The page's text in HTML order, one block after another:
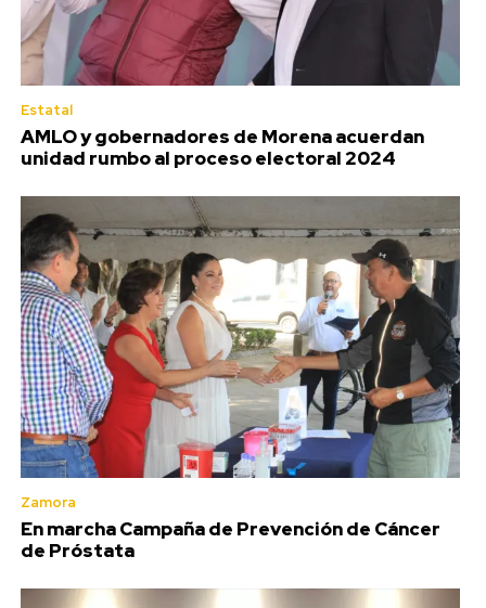
Estatal
AMLO y gobernadores de Morena acuerdan
unidad rumbo al proceso electoral 2024
Zamora
En marcha Campaña de Prevención de Cáncer
de Próstata